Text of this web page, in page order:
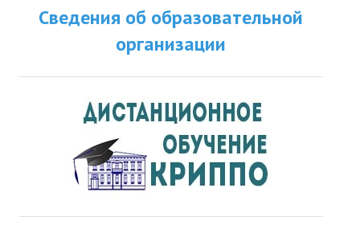
Сведения об образовательной
организации